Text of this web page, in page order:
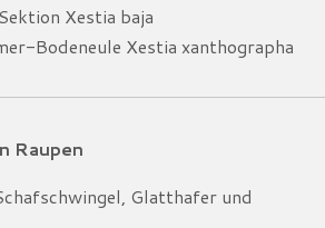
Sektion Xestia baja
Bodeneule Xestia xanthographa
Raupen
Schafschwingel, Glatthafer und